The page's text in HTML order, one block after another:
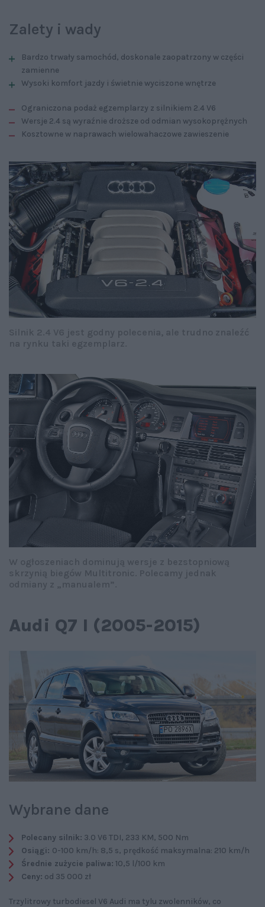
Zalety i wady
Bardzo trwały samochód, doskonale zaopatrzony w części
zamienne
Wysoki komfort jazdy i świetnie wyciszone wnętrze
Ograniczona podaż egzemplarzy z silnikiem 2.4 V6
Wersje 2.4 są wyraźnie droższe od odmian wysokoprężnych
Kosztowne w naprawach wielowahaczowe zawieszenie
Audi Q7 I (2005-2015)
Wybrane dane
Polecany silnik: 3.0 V6 TDI, 233 KM, 500 Nm
Osiągi: 0-100 km/h: 8,5 s, prędkość maksymalna: 210 km/h
Średnie zużycie paliwa: 10,5 l/100 km
Ceny: od 35 000 zł
Trzylitrowy turbodiesel V6 Audi ma tylu zwolenników, co